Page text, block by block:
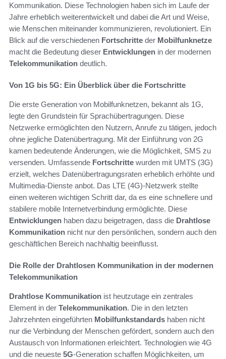
Kommunikation. Diese Technologien haben sich im Laufe der
Jahre erheblich weiterentwickelt und dabei die Art und Weise,
wie Menschen miteinander kommunizieren, revolutioniert. Ein
Blick auf die verschiedenen Fortschritte der Mobilfunknetze
macht die Bedeutung dieser Entwicklungen in der modernen
Telekommunikation deutlich.
Von 1G bis 5G: Ein Überblick über die Fortschritte
Die erste Generation von Mobilfunknetzen, bekannt als 1G,
legte den Grundstein für Sprachübertragungen. Diese
Netzwerke ermöglichten den Nutzern, Anrufe zu tätigen, jedoch
ohne jegliche Datenübertragung. Mit der Einführung von 2G
kamen bedeutende Änderungen, wie die Möglichkeit, SMS zu
versenden. Umfassende Fortschritte wurden mit UMTS (3G)
erzielt, welches Datenübertragungsraten erheblich erhöhte und
Multimedia-Dienste anbot. Das LTE (4G)-Netzwerk stellte
einen weiteren wichtigen Schritt dar, da es eine schnellere und
stabilere mobile Internetverbindung ermöglichte. Diese
Entwicklungen haben dazu beigetragen, dass die Drahtlose
Kommunikation nicht nur den persönlichen, sondern auch den
geschäftlichen Bereich nachhaltig beeinflusst.
Die Rolle der Drahtlosen Kommunikation in der modernen
Telekommunikation
Drahtlose Kommunikation ist heutzutage ein zentrales
Element in der Telekommunikation. Die in den letzten
Jahrzehnten eingeführten Mobilfunkstandards haben nicht
nur die Verbindung der Menschen gefördert, sondern auch den
Austausch von Informationen erleichtert. Technologien wie 4G
und die neueste 5G-Generation schaffen Möglichkeiten, um